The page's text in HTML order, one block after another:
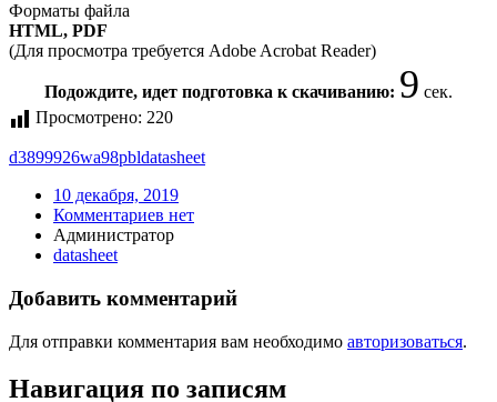
Форматы файла
HTML, PDF
(Для просмотра требуется Adobe Acrobat Reader)
Подождите, идет подготовка к скачиванию: 9 сек.
Просмотрено: 220
d3899926wa98pbldatasheet
10 декабря, 2019
Комментариев нет
Администратор
datasheet
Добавить комментарий
Для отправки комментария вам необходимо авторизоваться.
Навигация по записям